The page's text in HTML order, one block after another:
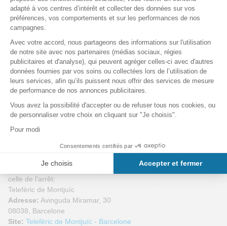
Funicular
Enbus touristiquela ligne rouge vous dépose directement à la
station Telefèric de Montjuïc.
A noter que si vous devez prendre le Funiculaire de Montjuïc, ce
dernier fait partie du réseau de métro de Barcelone. Vous pouvez
donc prendre un simple ticket de métro depuis la station Paral·lel
(L2, L3), pour arriver au départ du Funiculaire. Ticket à 2.15€
aller simple ou avec la carte de transports Hola Barcelona
Où se trouve le téléphérique de Montjuic?
son parcours, l'adresse officielle du téléphérique est toutefois
celle de l’arrêt:
Telefèric de Montjuïc
Adresse: Avinguda Miramar, 30
08038, Barcelone
Site: Telefèric de Montjuïc - Barcelone